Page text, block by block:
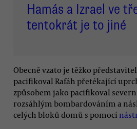
Hamás a Izrael ve
tentokrát je to jiné
Obecně vzato je těžko
pacifikoval Rafáh přetékající
způsobem jako pacifikoval
rozsáhlým bombardováním a
celých bloků domů s pomocí